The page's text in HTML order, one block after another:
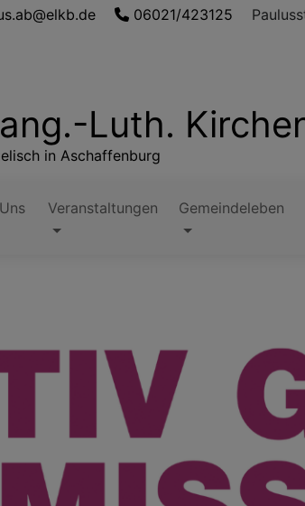
06021/423125
Luth.
in Aschaffenburg
Veranstaltungen Gemeindeleben